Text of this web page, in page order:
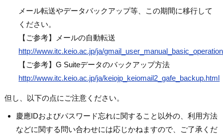
メール転送やデータバックアップ等、この期間に移行して
ください。
【ご参考】メールの自動転送
http://www.itc.keio.ac.jp/ja/
【ご参考】G Suiteデータのバックアップ方法
http://www.itc.keio.ac.jp/ja/keiojp_keiomail2_gafe_backup.html
但し、以下の点にご注意ください。
慶應IDおよびパスワード忘れに関すること以外の、利用方法
などに関する問い合わせには応じかねますので、ご了承くだ